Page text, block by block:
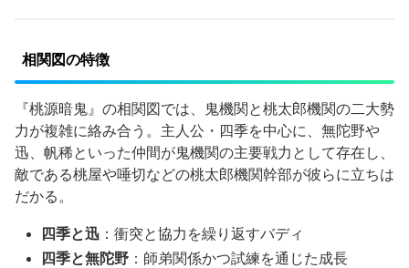
相関図の特徴
『桃源暗鬼』の相関図では、鬼機関と桃太郎機関の二大勢
力が複雑に絡み合う。主人公・四季を中心に、無陀野や
迅、帆稀といった仲間が鬼機関の主要戦力として存在し、
敵である桃屋や唾切などの桃太郎機関幹部が彼らに立ちは
だかる。
四季と迅 ：衝突と協力を繰り返すバディ
四季と無陀野 ：師弟関係かつ試練を通じた成長